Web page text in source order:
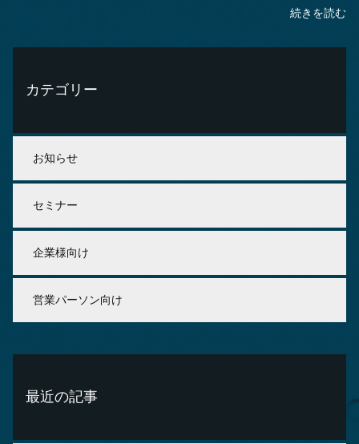
続きを読む
カテゴリー
お知らせ
セミナー
企業様向け
営業パーソン向け
最近の記事